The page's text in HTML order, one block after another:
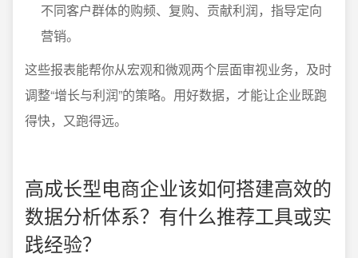
不同客户群体的购频、复购、贡献利润，指导定向
营销。
这些报表能帮你从宏观和微观两个层面审视业务，及时
调整“增长与利润”的策略。用好数据，才能让企业既跑
得快，又跑得远。
高成长型电商企业该如何搭建高效的
数据分析体系？有什么推荐工具或实
践经验？